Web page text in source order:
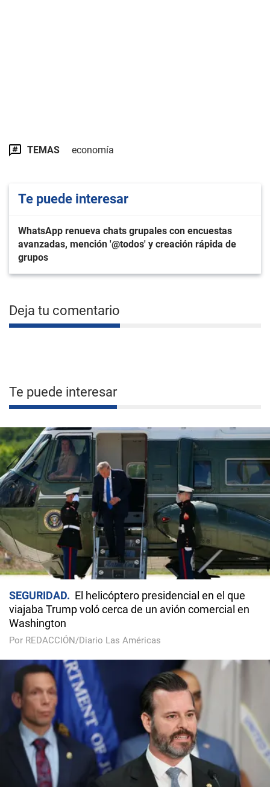
TEMAS economía
Te puede interesar
WhatsApp renueva chats grupales con encuestas
avanzadas, mención '@todos' y creación rápida de
grupos
Deja tu comentario
Te puede interesar
SEGURIDAD
El helicóptero presidencial en el que
viajaba Trump voló cerca de un avión comercial en
Washington
Por REDACCIÓN/Diario Las Américas